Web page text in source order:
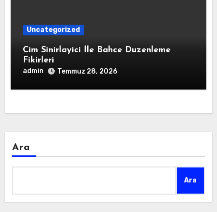
Uncategorized
Cim Sinirlayici İle Bahce Duzenleme
Fikirleri
admin Temmuz 28, 2026
Ara
Ara